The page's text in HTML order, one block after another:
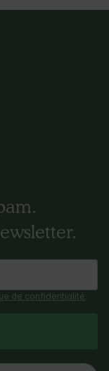
de confidentialité.